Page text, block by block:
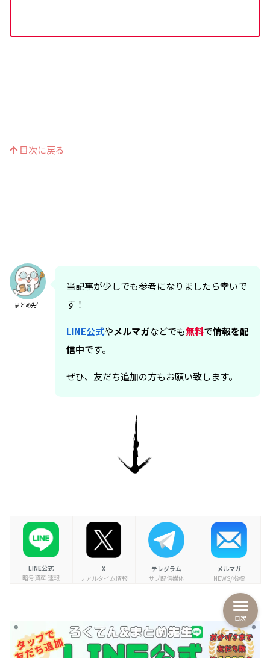
目次に戻る
まとめ先生
当記事が少しでも参考になりましたら幸いで
す！
LINE公式やメルマガなどでも無料で情報を配
信中です。
ぜひ、友だち追加の方もお願い致します。
LINE公式
暗号資産 速報
X
リアルタイム情報
テレグラム
サブ配信媒体
メルマガ
NEWS/指標
目次